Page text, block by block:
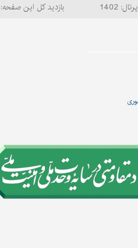
1402 بازدید کل این صفحه: 88